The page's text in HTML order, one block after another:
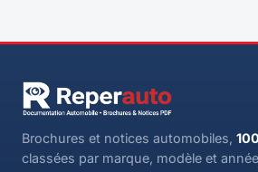
Brochures et notices automobiles,
classées par marque, modèle et